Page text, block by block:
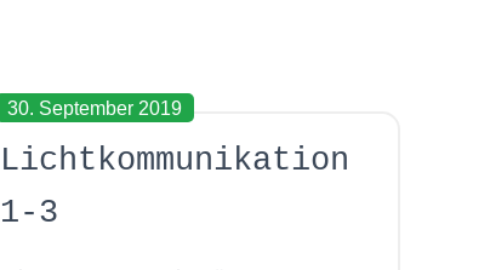
30. September 2019
Lichtkommunikation
1-3